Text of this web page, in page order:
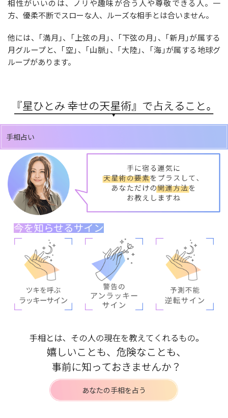
相性がいいのは、ノリや趣味が合う人や尊敬できる人。一
方、優柔不断でスローな人、ルーズな相手とは合いません。
他には、｢満月｣、｢上弦の月｣、｢下弦の月｣、｢新月｣が属する
月グループと、｢空｣、｢山脈｣、｢大陸｣、｢海｣が属する地球グ
ループがあります。
手相占い
あなたの手相を占う